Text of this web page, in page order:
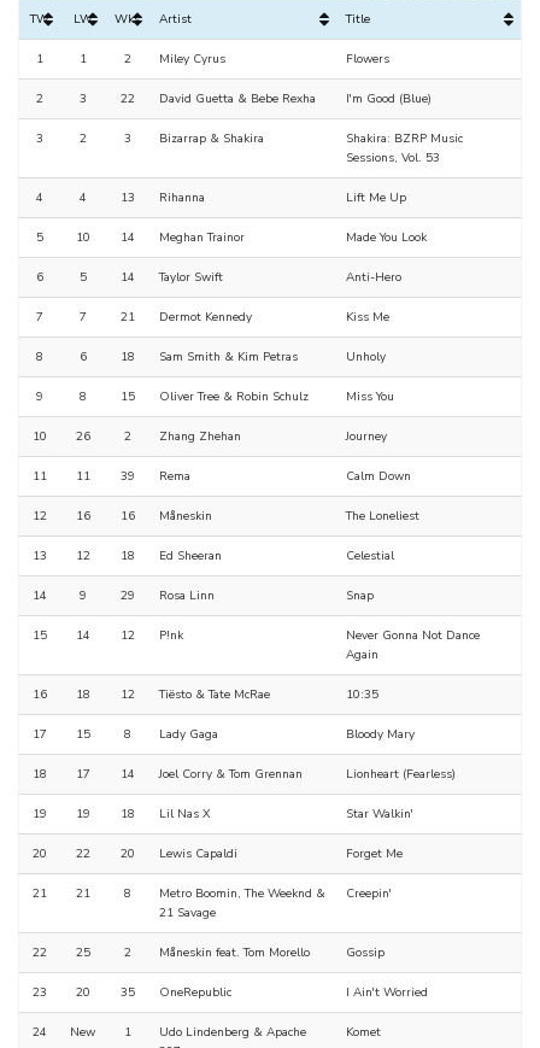
TW LW Wks Artist Title
1 1 2 Miley Cyrus Flowers
2 3 22 David Guetta & Bebe Rexha I'm Good (Blue)
3 2 3 Bizarrap & Shakira
Shakira: BZRP Music
Sessions, Vol. 53
4 4 13 Rihanna Lift Me Up
5 10 14 Meghan Trainor Made You Look
6 5 14 Taylor Swift Anti-Hero
7 7 21 Dermot Kennedy Kiss Me
8 6 18 Sam Smith & Kim Petras Unholy
9 8 15 Oliver Tree & Robin Schulz Miss You
10 26 2 Zhang Zhehan Journey
11 11 39 Rema Calm Down
12 16 16 Måneskin The Loneliest
13 12 18 Ed Sheeran Celestial
14 9 29 Rosa Linn Snap
15 14 12 P!nk
Never Gonna Not Dance
Again
16 18 12 Tiësto & Tate McRae 10:35
17 15 8 Lady Gaga Bloody Mary
18 17 14 Joel Corry & Tom Grennan Lionheart (Fearless)
19 19 18 Lil Nas X Star Walkin'
20 22 20 Lewis Capaldi Forget Me
21 21 8
Metro Boomin, The Weeknd &
21 Savage
Creepin'
22 25 2 Måneskin feat. Tom Morello Gossip
23 20 35 OneRepublic I Ain't Worried
24 New 1
Udo Lindenberg & Apache
Komet